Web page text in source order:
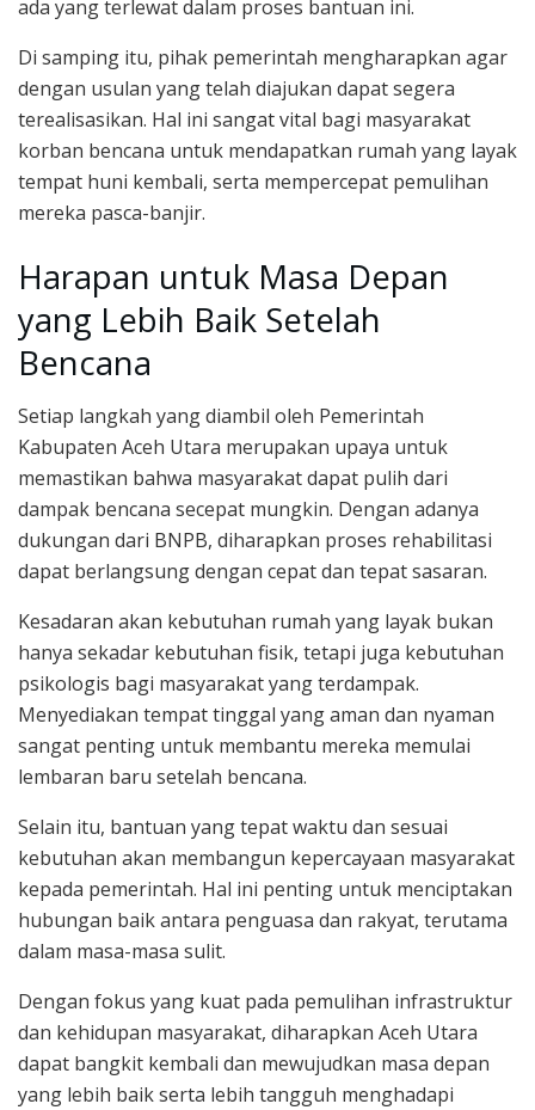
ada yang terlewat dalam proses bantuan ini.
Di samping itu, pihak pemerintah mengharapkan agar
dengan usulan yang telah diajukan dapat segera
terealisasikan. Hal ini sangat vital bagi masyarakat
korban bencana untuk mendapatkan rumah yang layak
tempat huni kembali, serta mempercepat pemulihan
mereka pasca-banjir.
Harapan untuk Masa Depan
yang Lebih Baik Setelah
Bencana
Setiap langkah yang diambil oleh Pemerintah
Kabupaten Aceh Utara merupakan upaya untuk
memastikan bahwa masyarakat dapat pulih dari
dampak bencana secepat mungkin. Dengan adanya
dukungan dari BNPB, diharapkan proses rehabilitasi
dapat berlangsung dengan cepat dan tepat sasaran.
Kesadaran akan kebutuhan rumah yang layak bukan
hanya sekadar kebutuhan fisik, tetapi juga kebutuhan
psikologis bagi masyarakat yang terdampak.
Menyediakan tempat tinggal yang aman dan nyaman
sangat penting untuk membantu mereka memulai
lembaran baru setelah bencana.
Selain itu, bantuan yang tepat waktu dan sesuai
kebutuhan akan membangun kepercayaan masyarakat
kepada pemerintah. Hal ini penting untuk menciptakan
hubungan baik antara penguasa dan rakyat, terutama
dalam masa-masa sulit.
Dengan fokus yang kuat pada pemulihan infrastruktur
dan kehidupan masyarakat, diharapkan Aceh Utara
dapat bangkit kembali dan mewujudkan masa depan
yang lebih baik serta lebih tangguh menghadapi